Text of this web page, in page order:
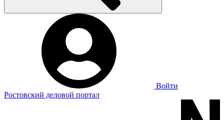
Войти
Ростовский деловой портал